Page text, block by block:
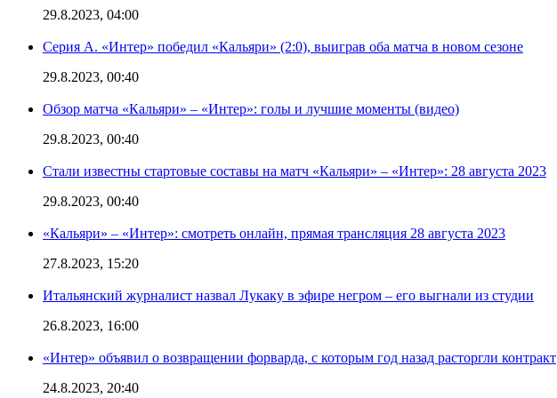
29.8.2023, 04:00
Серия А. «Интер» победил «Кальяри» (2:0), выиграв оба матча в новом сезоне
29.8.2023, 00:40
Обзор матча «Кальяри» – «Интер»: голы и лучшие моменты (видео)
29.8.2023, 00:40
Стали известны стартовые составы на матч «Кальяри» – «Интер»: 28 августа 2023
29.8.2023, 00:40
«Кальяри» – «Интер»: смотреть онлайн, прямая трансляция 28 августа 2023
27.8.2023, 15:20
Итальянский журналист назвал Лукаку в эфире негром – его выгнали из студии
26.8.2023, 16:00
«Интер» объявил о возвращении форварда, с которым год назад расторгли контракт
24.8.2023, 20:40